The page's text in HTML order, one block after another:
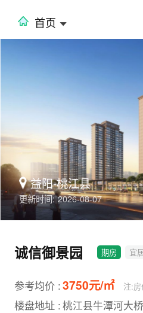
首页
益阳-桃江县
更新时间: 2026-08-07
诚信御景园 期房 宜
参考均价 :3750元/㎡ 注:
楼盘地址 :桃江县牛潭河大